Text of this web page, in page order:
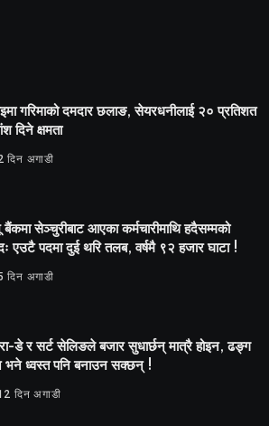
गरिमाको दमदार छलाङ, सेयरधनीलाई २० प्रतिशत
दिने क्षमता
दिन अगाडी
सेञ्चुरीबाट आएका कर्मचारीमाथि हदैसम्मको
एउटै पदमा दुई थरि तलब, वर्षमै ९२ हजार घाटा !
दिन अगाडी
डे र सर्ट सेलिङले बजार सुधार्छन् मात्रै होइन, ढङ्ग
भने ध्वस्त पनि बनाउन सक्छन् !
दिन अगाडी